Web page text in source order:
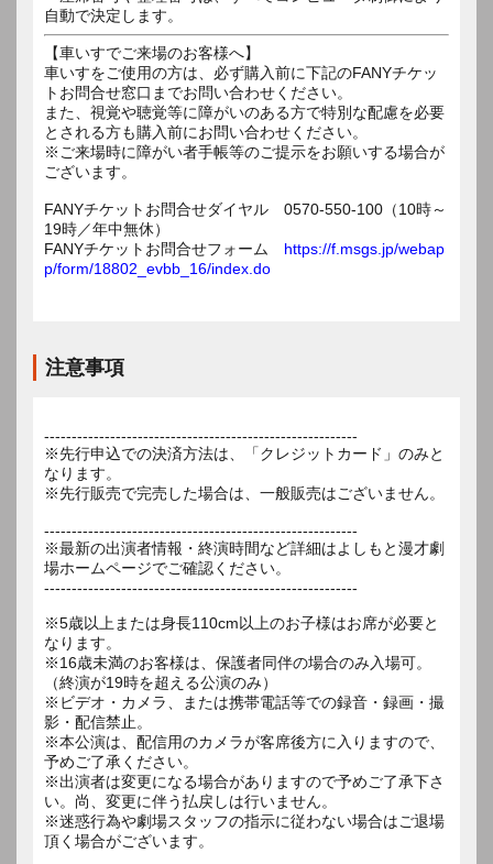
自動で決定します。
【車いすでご来場のお客様へ】
車いすをご使用の方は、必ず購入前に下記のFANYチケッ
トお問合せ窓口までお問い合わせください。
また、視覚や聴覚等に障がいのある方で特別な配慮を必要
とされる方も購入前にお問い合わせください。
※ご来場時に障がい者手帳等のご提示をお願いする場合が
ございます。
FANYチケットお問合せダイヤル 0570-550-100（10時～
19時／年中無休）
FANYチケットお問合せフォーム https://f.msgs.jp/webap
p/form/18802_evbb_16/index.do
注意事項
---------------------------------------------------------
※先行申込での決済方法は、「クレジットカード」のみと
なります。
※先行販売で完売した場合は、一般販売はございません。
---------------------------------------------------------
※最新の出演者情報・終演時間など詳細はよしもと漫才劇
場ホームページでご確認ください。
---------------------------------------------------------
※5歳以上または身長110cm以上のお子様はお席が必要と
なります。
※16歳未満のお客様は、保護者同伴の場合のみ入場可。
（終演が19時を超える公演のみ）
※ビデオ・カメラ、または携帯電話等での録音・録画・撮
影・配信禁止。
※本公演は、配信用のカメラが客席後方に入りますので、
予めご了承ください。
※出演者は変更になる場合がありますので予めご了承下さ
い。尚、変更に伴う払戻しは行いません。
※迷惑行為や劇場スタッフの指示に従わない場合はご退場
頂く場合がございます。